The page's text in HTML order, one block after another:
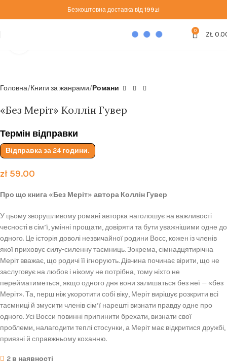
Безкоштовна доставка від 199zl
0 ZŁ
Головна Книги за жанрами Романи
«Без Меріт» Коллін Гувер
Термін відправки
Відправка за 24 години.
zł59.00
Про що книга «Без Меріт» автора Коллін Гувер
У цьому зворушливому романі авторка наголошує на важливості
чесності в сім’ї, умінні прощати, довіряти та бути уважнішими одне до
одного. Це історія доволі незвичайної родини Восс, кожен із членів
якої приховує силу-силенну таємниць. Зокрема, сімнадцятирічна
Меріт вважає, що родичі її ігнорують. Дівчина починає вірити, що не
заслуговує на любов і нікому не потрібна, тому ніхто не
перейматиметься, якщо одного дня вони залишаться без неї — «без
Меріт». Та, перш ніж укоротити собі віку, Меріт вирішує розкрити всі
таємниці й змусити членів сім’ї нарешті визнати правду одне про
одного. Усі Восси повинні припинити брехати, визнати свої
проблеми, налагодити теплі стосунки, а Меріт має відкритися дружбі,
приязні й справжньому коханню.
2 в наявності